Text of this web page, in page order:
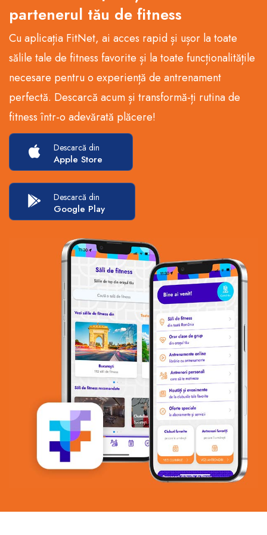
partenerul tău de fitness
Cu aplicația FitNet, ai acces rapid și ușor la toate
sălile tale de fitness favorite și la toate funcționalitățile
necesare pentru o experiență de antrenament
perfectă. Descarcă acum și transformă-ți rutina de
fitness într-o adevărată plăcere!
Descarcă din
Apple Store
Descarcă din
Google Play